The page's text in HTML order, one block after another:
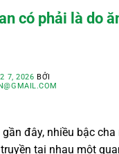
có phải là do
7, 2026 BỞI
đây, nhiều bậc cha
tai nhau một